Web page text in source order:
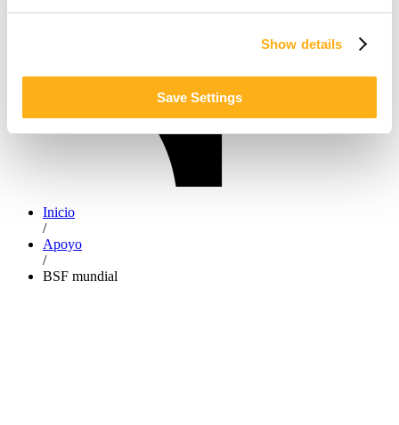
Show details
Save Settings
Inicio
/
Apoyo
/
BSF mundial